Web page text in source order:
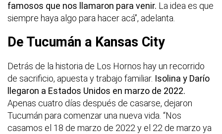
famosos que nos llamaron para venir. La idea es que
siempre haya algo para hacer acá”, adelanta.
De Tucumán a Kansas City
Detrás de la historia de Los Hornos hay un recorrido
de sacrificio, apuesta y trabajo familiar. Isolina y Darío
llegaron a Estados Unidos en marzo de 2022.
Apenas cuatro días después de casarse, dejaron
Tucumán para comenzar una nueva vida. “Nos
casamos el 18 de marzo de 2022 y el 22 de marzo ya